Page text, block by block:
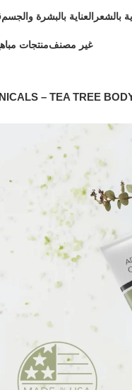
بالشعر العناية بالبشرة والجسم
غير مصنفمنتجات
– TEA TREE